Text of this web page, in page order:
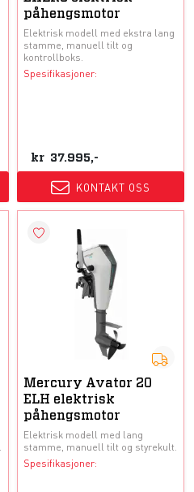
påhengsmotor
Elektrisk modell med ekstra lang
stamme, manuell tilt og
kontrollboks.
Spesifikasjoner:
kr 37.995,-
KONTAKT OSS
Mercury Avator 20
ELH elektrisk
påhengsmotor
Elektrisk modell med lang
stamme, manuell tilt og styrekult.
Spesifikasjoner: